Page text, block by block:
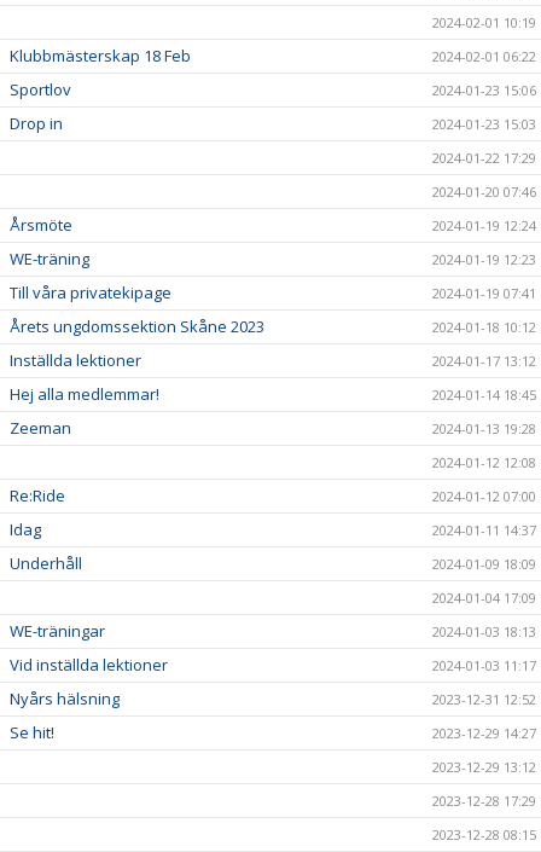
2024-02-01 10:19
Klubbmästerskap 18 Feb 2024-02-01 06:22
Sportlov 2024-01-23 15:06
Drop in
2024-01-23 15:03
2024-01-22 17:29
2024-01-20 07:46
Årsmöte 2024-01-19 12:24
WE-träning 2024-01-19 12:23
Till våra privatekipage 2024-01-19 07:41
Årets ungdomssektion Skåne 2023 2024-01-18 10:12
Inställda lektioner 2024-01-17 13:12
Hej alla medlemmar! 2024-01-14 18:45
Zeeman
2024-01-13 19:28
2024-01-12 12:08
Re:Ride 2024-01-12 07:00
Idag 2024-01-11 14:37
Underhåll
2024-01-09 18:09
2024-01-04 17:09
WE-träningar 2024-01-03 18:13
Vid inställda lektioner 2024-01-03 11:17
Nyårs hälsning 2023-12-31 12:52
Se hit!
2023-12-29 14:27
2023-12-29 13:12
2023-12-28 17:29
2023-12-28 08:15